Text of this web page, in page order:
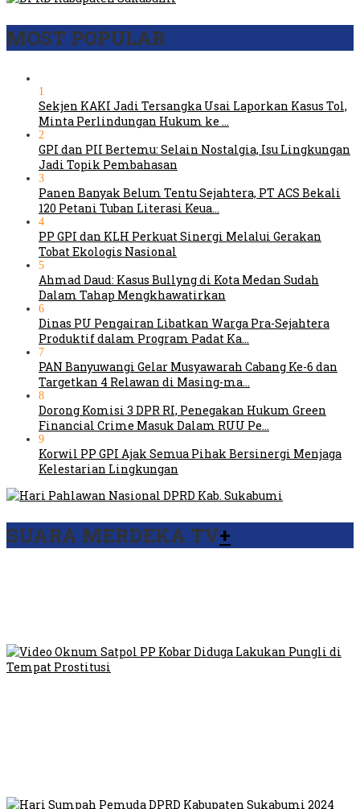
MOST POPULAR
1
Sekjen KAKI Jadi Tersangka Usai Laporkan Kasus Tol,
Minta Perlindungan Hukum ke …
2
GPI dan PII Bertemu: Selain Nostalgia, Isu Lingkungan
Jadi Topik Pembahasan
3
Panen Banyak Belum Tentu Sejahtera, PT ACS Bekali
120 Petani Tuban Literasi Keua…
4
PP GPI dan KLH Perkuat Sinergi Melalui Gerakan
Tobat Ekologis Nasional
5
Ahmad Daud: Kasus Bullyng di Kota Medan Sudah
Dalam Tahap Mengkhawatirkan
6
Dinas PU Pengairan Libatkan Warga Pra-Sejahtera
Produktif dalam Program Padat Ka…
7
PAN Banyuwangi Gelar Musyawarah Cabang Ke-6 dan
Targetkan 4 Relawan di Masing-ma…
8
Dorong Komisi 3 DPR RI, Penegakan Hukum Green
Financial Crime Masuk Dalam RUU Pe…
9
Korwil PP GPI Ajak Semua Pihak Bersinergi Menjaga
Kelestarian Lingkungan
SUARA MERDEKA TV+